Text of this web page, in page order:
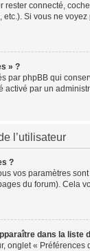
rester connecté,
Si vous ne
» ?
par phpBB qui
activé par un
l’utilisateur
?
vos paramètres
du forum). Cela
dans la liste
onglet « Préférences